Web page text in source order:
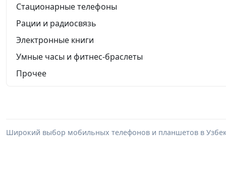
Стационарные телефоны
Рации и радиосвязь
Электронные книги
Умные часы и фитнес-браслеты
Прочее
Широкий выбор мобильных телефонов и планшетов в